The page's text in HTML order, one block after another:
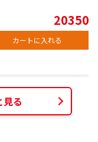
20350
カートに入れる
見る